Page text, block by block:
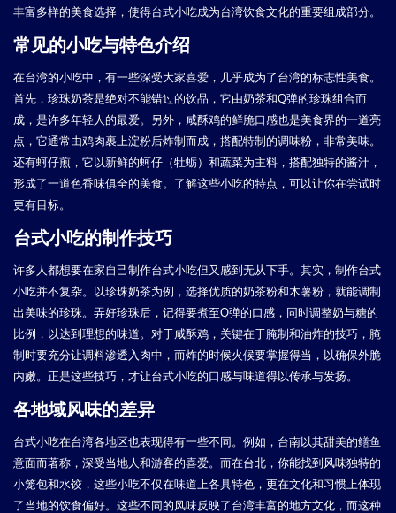
丰富多样的美食选择，使得台式小吃成为台湾饮食文化的重要组成部分。
常见的小吃与特色介绍
在台湾的小吃中，有一些深受大家喜爱，几乎成为了台湾的标志性美食。
首先，珍珠奶茶是绝对不能错过的饮品，它由奶茶和Q弹的珍珠组合而
成，是许多年轻人的最爱。另外，咸酥鸡的鲜脆口感也是美食界的一道亮
点，它通常由鸡肉裹上淀粉后炸制而成，搭配特制的调味粉，非常美味。
还有蚵仔煎，它以新鲜的蚵仔（牡蛎）和蔬菜为主料，搭配独特的酱汁，
形成了一道色香味俱全的美食。了解这些小吃的特点，可以让你在尝试时
更有目标。
台式小吃的制作技巧
许多人都想要在家自己制作台式小吃但又感到无从下手。其实，制作台式
小吃并不复杂。以珍珠奶茶为例，选择优质的奶茶粉和木薯粉，就能调制
出美味的珍珠。弄好珍珠后，记得要煮至Q弹的口感，同时调整奶与糖的
比例，以达到理想的味道。对于咸酥鸡，关键在于腌制和油炸的技巧，腌
制时要充分让调料渗透入肉中，而炸的时候火候要掌握得当，以确保外脆
内嫩。正是这些技巧，才让台式小吃的口感与味道得以传承与发扬。
各地域风味的差异
台式小吃在台湾各地区也表现得有一些不同。例如，台南以其甜美的鳝鱼
意面而著称，深受当地人和游客的喜爱。而在台北，你能找到风味独特的
小笼包和水饺，这些小吃不仅在味道上各具特色，更在文化和习惯上体现
了当地的饮食偏好。这些不同的风味反映了台湾丰富的地方文化，而这种